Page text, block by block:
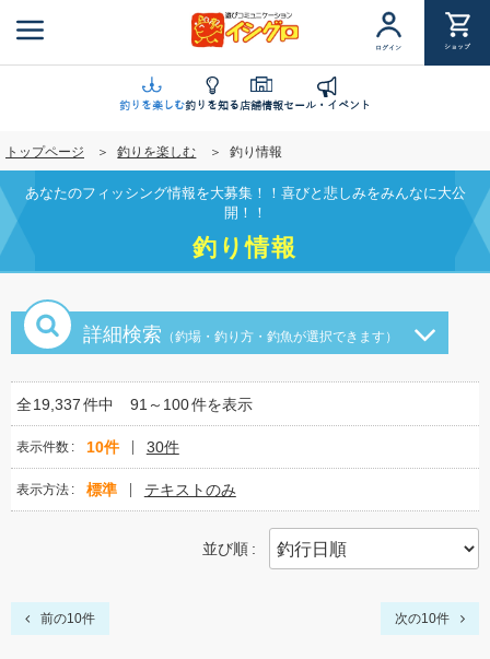
ン
に
移
動
ログイン ショップ
釣りを楽しむ釣りを知る店舗情報セール・イベント
トップページ 釣りを楽しむ 釣り情報
あなたのフィッシング情報を大募集！！喜びと悲しみをみんなに大公
開！！
釣り情報
詳細検索 （釣場・釣り方・釣魚が選択できます）
全19,337件中 91～100件を表示
表示件数 10件 30件
表示方法 標準 テキストのみ
並び順
前の10件 次の10件